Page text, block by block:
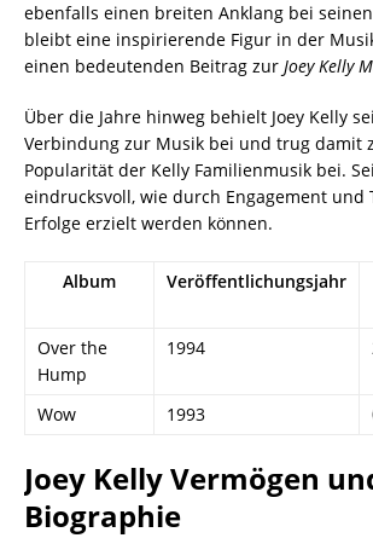
ebenfalls einen breiten Anklang bei seinen
bleibt eine inspirierende Figur in der
einen bedeutenden Beitrag zur Joey Kelly
Über die Jahre hinweg behielt Joey Kelly
Verbindung zur Musik bei und trug damit
Popularität der Kelly Familienmusik bei.
eindrucksvoll, wie durch Engagement und
Erfolge erzielt werden können.
Album Veröffentlichungsjahr
Over the
Hump
1994
Wow 1993
Joey Kelly Vermögen
Biographie